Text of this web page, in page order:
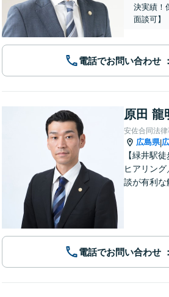
決実績！
面談可】
電話でお問い合わせ
原田 龍
安佐合同法
広島県|
【緑井駅
ヒアリン
談が有利な
電話でお問い合わせ